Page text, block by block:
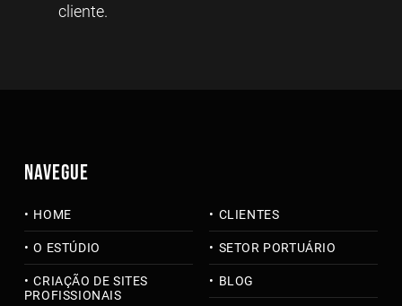
cliente.
NAVEGUE
HOME
O ESTÚDIO
CRIAÇÃO DE SITES
PROFISSIONAIS
CLIENTES
SETOR PORTUÁRIO
BLOG